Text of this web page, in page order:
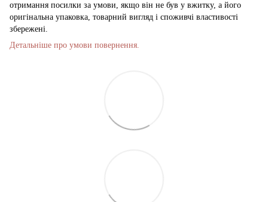
отримання посилки за умови, якщо він не був у вжитку, а його
оригінальна упаковка, товарний вигляд і споживчі властивості
збережені.
Детальніше про умови повернення.